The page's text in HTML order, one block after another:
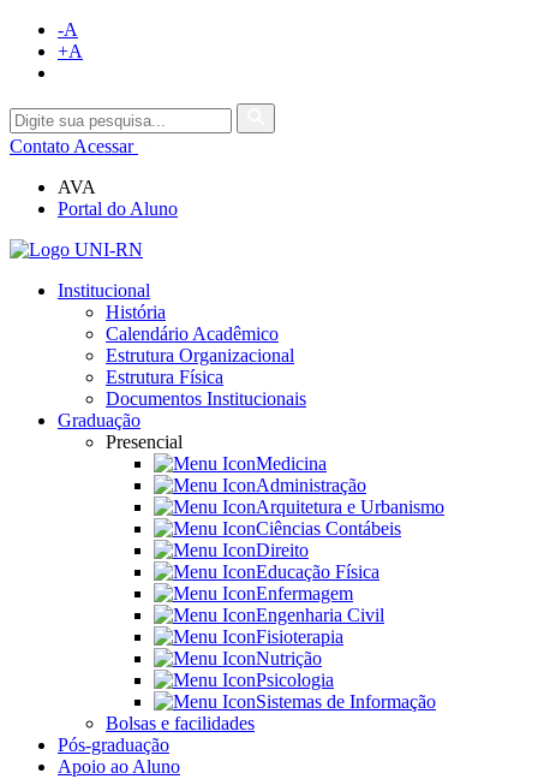
-A
+A
Contato Acessar
AVA
Portal do Aluno
Institucional
História
Calendário Acadêmico
Estrutura Organizacional
Estrutura Física
Documentos Institucionais
Graduação
Presencial
Medicina
Administração
Arquitetura e Urbanismo
Ciências Contábeis
Direito
Educação Física
Enfermagem
Engenharia Civil
Fisioterapia
Nutrição
Psicologia
Sistemas de Informação
Bolsas e facilidades
Pós-graduação
Apoio ao Aluno